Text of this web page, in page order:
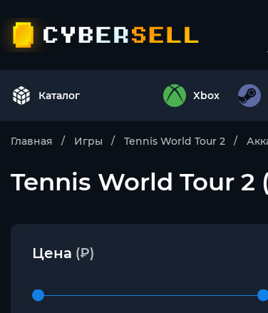
Каталог Xbox
Главная Игры Tennis World Tour 2
Tennis World Tour 2
Цена (₽)